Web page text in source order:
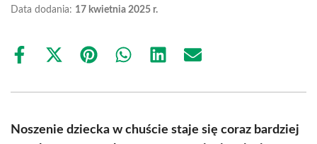
Data dodania: 17 kwietnia 2025 r.
Share
Share
(Twitter)
Share Share Share Share
Noszenie dziecka w chuście staje się coraz bardziej